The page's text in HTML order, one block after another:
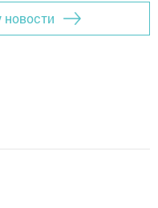
новости